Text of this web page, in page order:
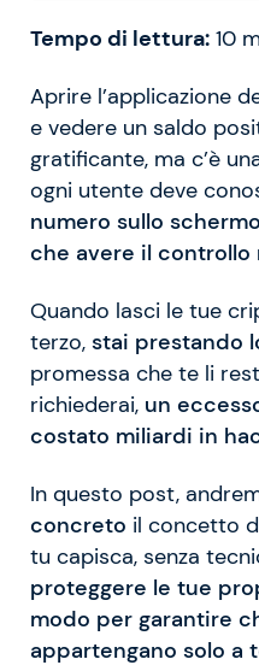
Tempo di lettura: 10
Aprire l’applicazione
e vedere un saldo
gratificante, ma c’è
ogni utente deve
numero sullo
che avere il controllo
Quando lasci le tue
terzo, stai prestando
promessa che te li
richiederai, un
costato miliardi in
In questo post,
concreto il concetto
tu capisca, senza
proteggere le tue
modo per garantire
appartengano solo a